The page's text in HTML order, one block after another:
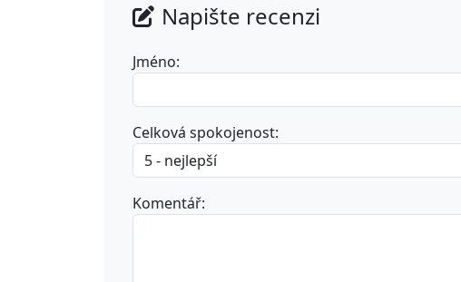
Napište recenzi
Jméno:
Celková spokojenost:
Komentář: